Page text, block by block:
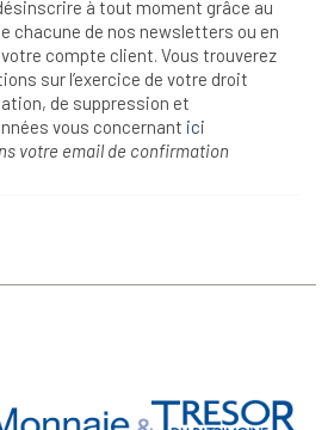
à tout moment grâce au
chacune de nos newsletters ou en
compte client. Vous trouverez
sur l’exercice de votre droit
de suppression et
vous concernant ici
votre email de confirmation